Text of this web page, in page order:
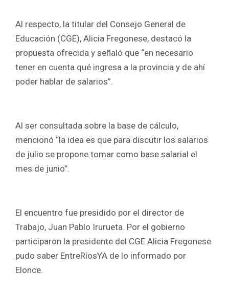
Al respecto, la titular del Consejo General de
Educación (CGE), Alicia Fregonese, destacó la
propuesta ofrecida y señaló que “en necesario
tener en cuenta qué ingresa a la provincia y de ahí
poder hablar de salarios”.
Al ser consultada sobre la base de cálculo,
mencionó “la idea es que para discutir los salarios
de julio se propone tomar como base salarial el
mes de junio”.
El encuentro fue presidido por el director de
Trabajo, Juan Pablo Irurueta. Por el gobierno
participaron la presidente del CGE Alicia Fregonese
pudo saber EntreRíosYA de lo informado por
Elonce.